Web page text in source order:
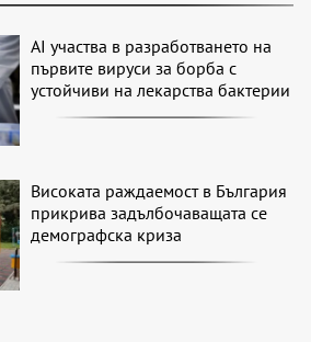
AI участва в разработването на
първите вируси за борба с
устойчиви на лекарства бактерии
Високата раждаемост в България
прикрива задълбочаващата се
демографска криза